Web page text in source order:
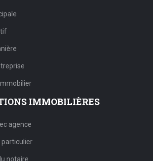
IMMOBILIÈRES
agence
particulier
notaire